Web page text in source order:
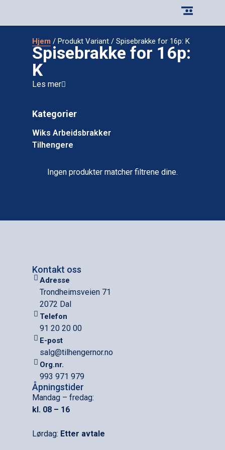
Hjem / Produkt Variant / Spisebrakke for 16p: K
Spisebrakke for 16p:
K
Les mer
Kategorier
Wiks Arbeidsbrakker
Tilhengere
Ingen produkter matcher filtrene dine.
Kontakt oss
Adresse
Trondheimsveien 71
2072 Dal
Telefon
91 20 20 00
E-post
salg@tilhengernor.no
Org.nr.
993 971 979
Åpningstider
Mandag – fredag:
kl. 08 – 16
Lørdag: Etter avtale